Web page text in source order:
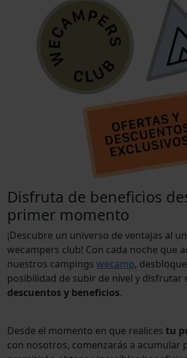
Disfruta de beneficios
primer momento
¡Descubre un universo de ventajas al
wecampers club! Con cada noche que
nuestros campings wecamp,
posibilidad de subir de nivel y disfrutar
descuentos y beneficios.
Desde el momento en que realices tu
con nosotros, comenzarás a acumular